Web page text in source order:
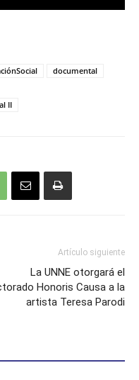
documental
II
Artículo siguiente
La UNNE otorgará el
Honoris Causa a la
artista Teresa Parodi